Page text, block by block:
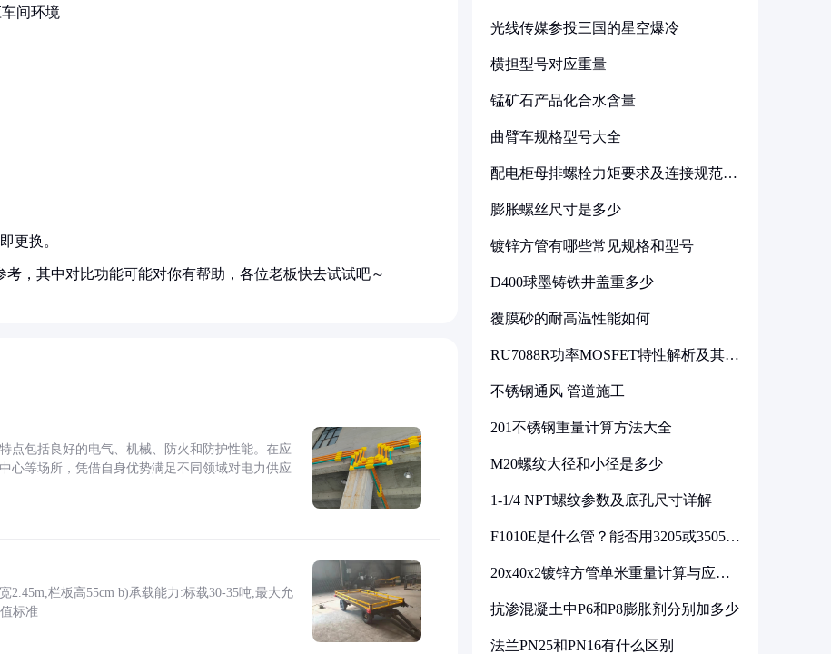
间环境
更换。
，其中对比功能可能对你有帮助，各位老板快去试试吧～
点包括良好的电气、机械、防火和防护性能。在应
心等场所，凭借自身优势满足不同领域对电力供应
2.45m,栏板高55cm b)承载能力:标载30-35吨,最大允
标准
光线传媒参投三国的星空爆冷
横担型号对应重量
锰矿石产品化合水含量
曲臂车规格型号大全
配电柜母排螺栓力矩要求及连接规范详
膨胀螺丝尺寸是多少
镀锌方管有哪些常见规格和型号
D400球墨铸铁井盖重多少
覆膜砂的耐高温性能如何
RU7088R功率MOSFET特性解析及其在
不锈钢通风 管道施工
201不锈钢重量计算方法大全
M20螺纹大径和小径是多少
1-1/4 NPT螺纹参数及底孔尺寸详解
F1010E是什么管？能否用3205或3505代
20x40x2镀锌方管单米重量计算与应用
抗渗混凝土中P6和P8膨胀剂分别加多少
法兰PN25和PN16有什么区别